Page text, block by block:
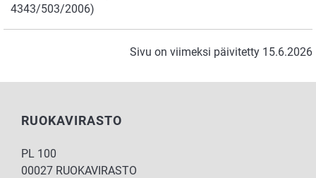
4343/503/2006)
Sivu on viimeksi päivitetty 15.6.2026
RUOKAVIRASTO
PL 100
00027 RUOKAVIRASTO